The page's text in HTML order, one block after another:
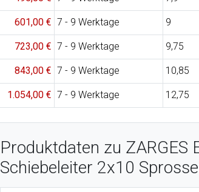
601,00 € 7 - 9 Werktage 9
723,00 € 7 - 9 Werktage 9,75
843,00 € 7 - 9 Werktage 10,85
1.054,00 € 7 - 9 Werktage 12,75
Produktdaten zu ZARGES
Schiebeleiter 2x10